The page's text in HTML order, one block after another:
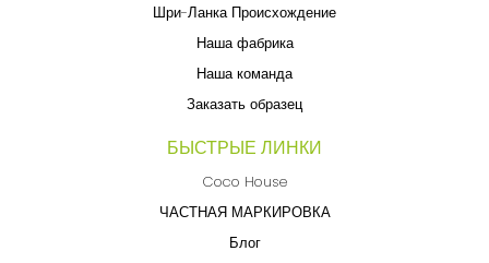
Шри-Ланка Происхождение
Наша фабрика
Наша команда
Заказать образец
БЫСТРЫЕ ЛИНКИ
Coco House
ЧАСТНАЯ МАРКИРОВКА
Блог